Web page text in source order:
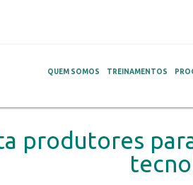
QUEM SOMOS TREINAMENTOS
produtores